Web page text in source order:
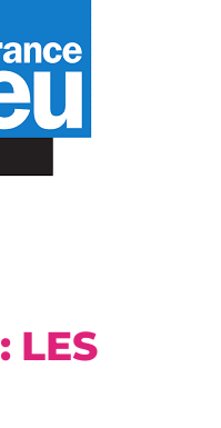
LES